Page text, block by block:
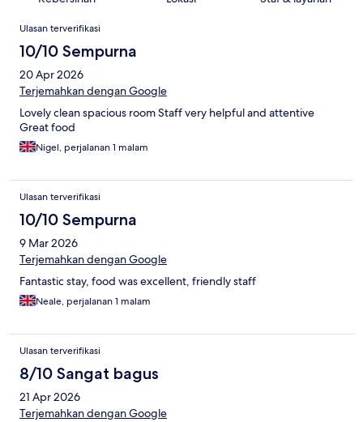
Ulasan
Ulasan terverifikasi
10/10 Sempurna
20 Apr 2026
Terjemahkan dengan Google
Lovely clean spacious room Staff very helpful and attentive
Great food
Nigel, perjalanan 1 malam
Ulasan terverifikasi
10/10 Sempurna
9 Mar 2026
Terjemahkan dengan Google
Fantastic stay, food was excellent, friendly staff
Neale, perjalanan 1 malam
Ulasan terverifikasi
8/10 Sangat bagus
21 Apr 2026
Terjemahkan dengan Google